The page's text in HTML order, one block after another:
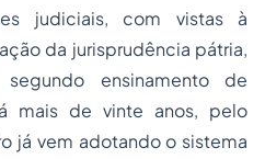
judiciais, com vistas à
da jurisprudência pátria,
ensinamento de
mais de vinte anos, pelo
já vem adotando o sistema